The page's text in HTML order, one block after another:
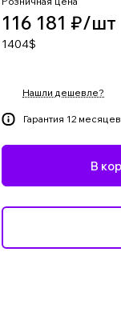
116 181 ₽/шт
1404$
В
Нашли дешевле?
Гарантия 12 месяцев